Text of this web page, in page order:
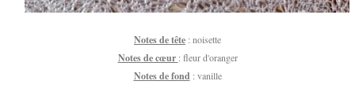
Notes de tête : noisette
Notes de cœur : fleur d'oranger
Notes de fond : vanille